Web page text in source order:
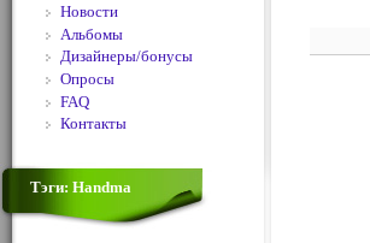
Новости
Альбомы
Дизайнеры/бонусы
Опросы
FAQ
Контакты
Тэги: Handma